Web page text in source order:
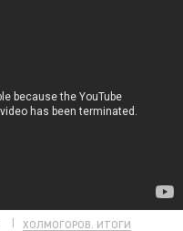
ХОЛМОГОРОВ. ИТОГИ